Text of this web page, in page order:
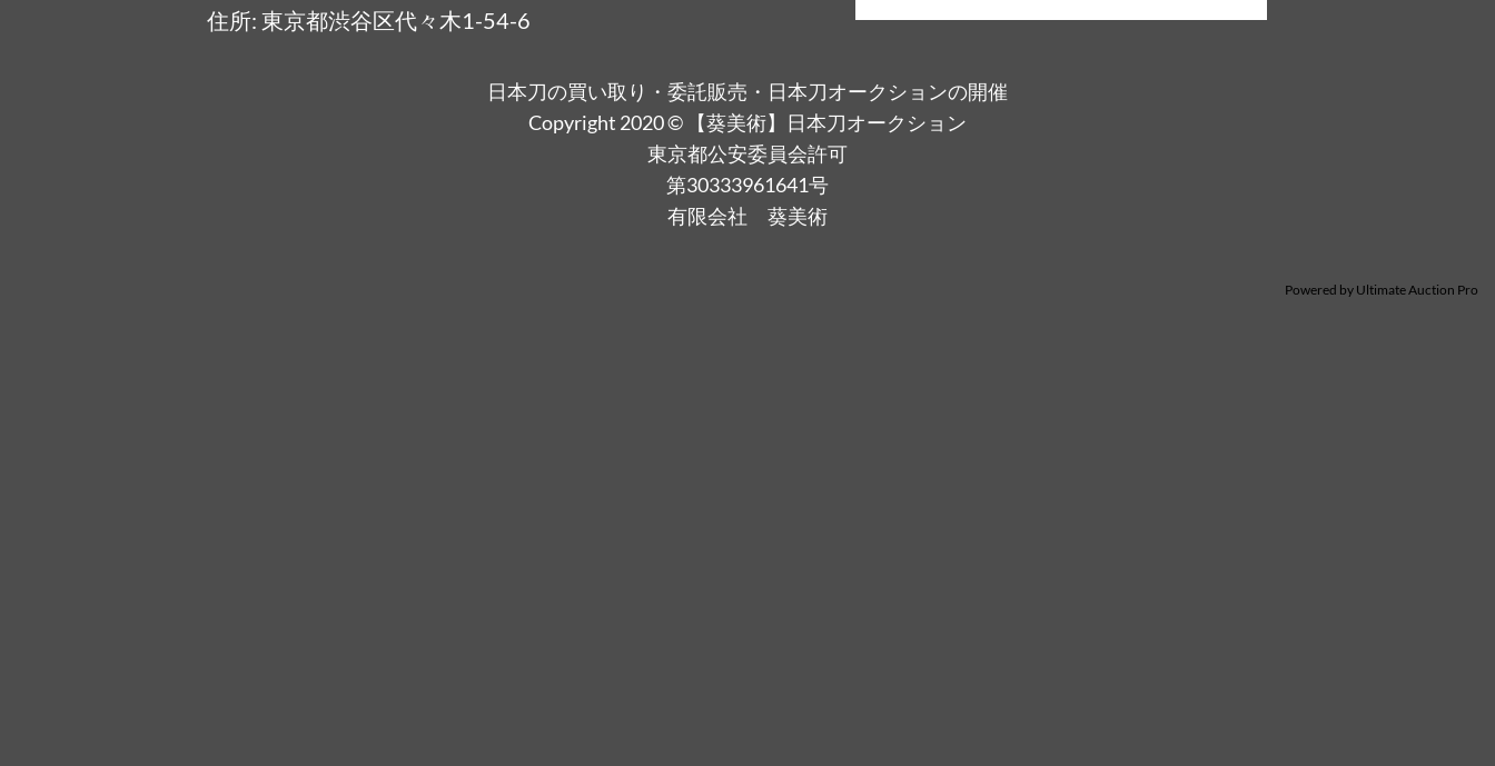
住所: 東京都渋谷区代々木1-54-6
日本刀の買い取り・委託販売・日本刀オークションの開催
Copyright 2020 © 【葵美術】日本刀オークション
東京都公安委員会許可
第30333961641号
有限会社 葵美術
Powered by Ultimate Auction Pro